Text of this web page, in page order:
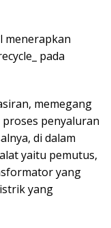
menerapkan
pada
memegang
penyaluran
di dalam
yaitu pemutus,
yang
yang